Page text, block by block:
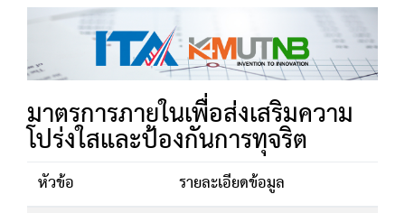
มาตรการภายในเพื่อส่งเสริมความ
โปร่งใสและป้องกันการทุจริต
หัวข้อ รายละเอียดข้อมูล